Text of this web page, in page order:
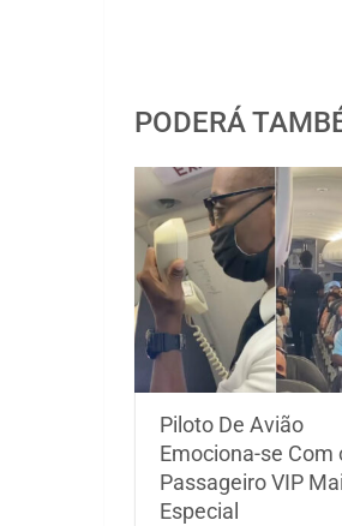
PODERÁ
Piloto De Avião
Emociona-se Com
Passageiro VIP
Especial